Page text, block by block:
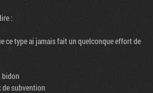
:
ce type ai jamais fait un quelconque effort de
bidon
de subvention